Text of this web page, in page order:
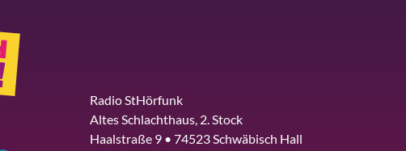
Radio StHörfunk
Altes Schlachthaus, 2. Stock
Haalstraße 9 • 74523 Schwäbisch Hall